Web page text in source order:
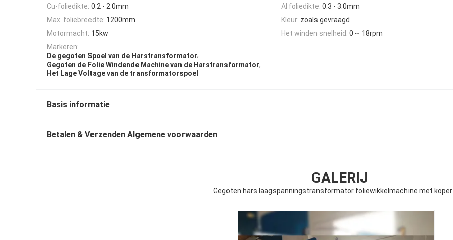
Cu-foliedikte: 0.2 - 2.0mm Al foliedikte: 0.3 - 3.0mm
Max. foliebreedte: 1200mm Kleur: zoals gevraagd
Motormacht: 15kw Het winden snelheid: 0 ~ 18rpm
Markeren:
De gegoten Spoel van de Harstransformator,
Gegoten de Folie Windende Machine van de Harstransformator,
Het Lage Voltage van de transformatorspoel
Basis informatie
Betalen & Verzenden Algemene voorwaarden
GALERIJ
Gegoten hars laagspanningstransformator foliewikkelmachine met